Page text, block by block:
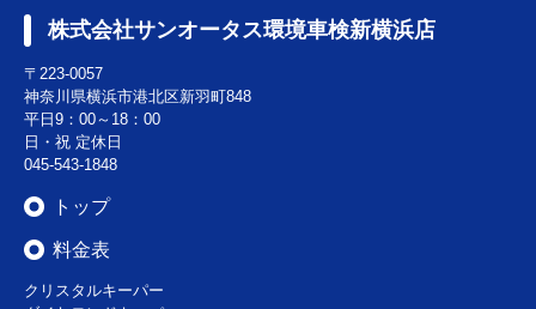
株式会社サンオータス環境車検新横浜店
〒223-0057
神奈川県横浜市港北区新羽町848
平日9：00～18：00
日・祝 定休日
045-543-1848
トップ
料金表
クリスタルキーパー